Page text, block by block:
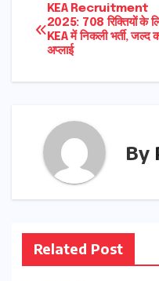
Post
KEA Recruitment
2025: 708 रिक्तियों के
KEA में निकली भर्ती, जल्द
अप्लाई
By
Related Post